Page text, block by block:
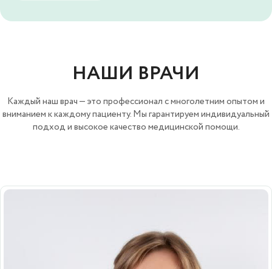
НАШИ ВРАЧИ
Каждый наш врач — это профессионал с многолетним опытом и
вниманием к каждому пациенту. Мы гарантируем индивидуальный
подход и высокое качество медицинской помощи.